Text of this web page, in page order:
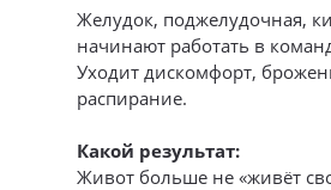
Желудок, поджелудочная,
начинают работать в
Уходит дискомфорт,
распирание.
Какой результат:
Живот больше не «живёт